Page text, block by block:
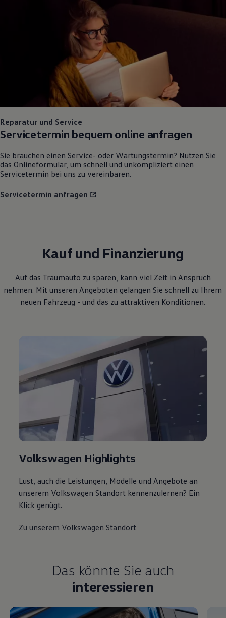
Reparatur und Service
Servicetermin bequem online anfragen
Sie brauchen einen Service- oder Wartungstermin? Nutzen Sie
das Onlineformular, um schnell und unkompliziert einen
Servicetermin bei uns zu vereinbaren.
Servicetermin anfragen
Kauf und Finanzierung
Auf das Traumauto zu sparen, kann viel Zeit in Anspruch
nehmen. Mit unseren Angeboten gelangen Sie schnell zu Ihrem
neuen Fahrzeug - und das zu attraktiven Konditionen.
Volkswagen Highlights
Lust, auch die Leistungen, Modelle und Angebote an
unserem Volkswagen Standort kennenzulernen? Ein
Klick genügt.
Zu unserem Volkswagen Standort
Das könnte Sie auch
interessieren